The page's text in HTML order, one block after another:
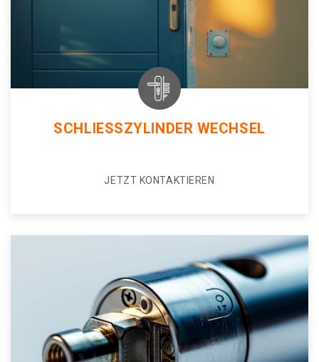
SCHLIESSZYLINDER WECHSEL
JETZT KONTAKTIEREN